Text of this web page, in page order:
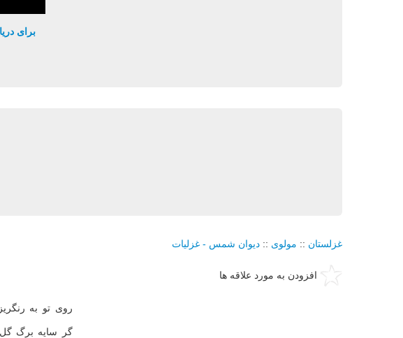
برای
غزلستان :: مولوی :: دیوان شمس - غزلیات
افزودن به مورد علاقه ها
روی تو به
گر سایه برگ گل